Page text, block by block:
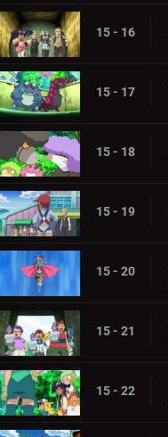
15 - 16
15 - 17
15 - 18
15 - 19
15 - 20
15 - 21
15 - 22